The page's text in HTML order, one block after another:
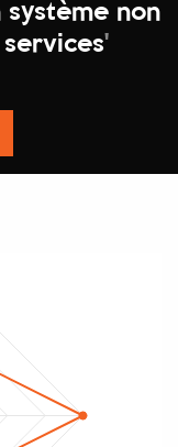
non
services'